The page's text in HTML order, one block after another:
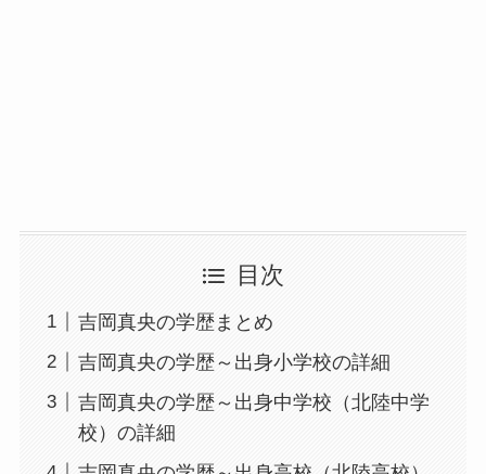
目次
吉岡真央の学歴まとめ
吉岡真央の学歴～出身小学校の詳細
吉岡真央の学歴～出身中学校（北陸中学
校）の詳細